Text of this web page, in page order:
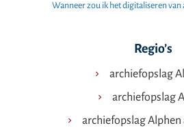
Wanneer zou ik het digitaliseren van
Regio’s
archiefopslag
archiefopslag
archiefopslag Alphen